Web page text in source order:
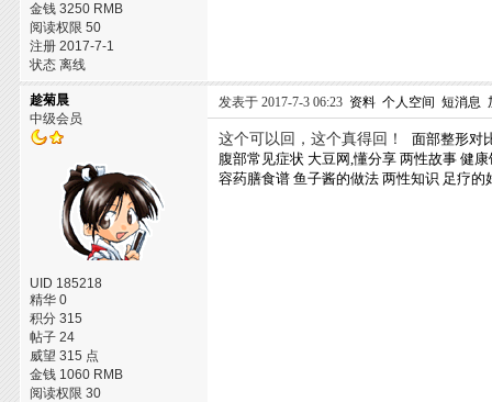
金钱 3250 RMB
阅读权限 50
注册 2017-7-1
状态 离线
趁菊晨
中级会员
UID 185218
精华 0
积分 315
帖子 24
威望 315 点
金钱 1060 RMB
阅读权限 30
发表于 2017-7-3 06:23 资料 个人空间 短消息
这个可以回，这个真得回！
面部整形对
腹部常见症状 大豆网,懂分享 两性故事 健
容药膳食谱 鱼子酱的做法 两性知识 足疗的